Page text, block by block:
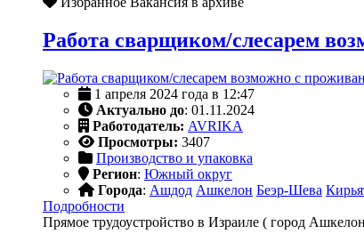
Работа сварщиком/слесарем
1 апреля 2024 года в 12:47
Актуально до: 01.11.2024
Работодатель: AVRIKA
Просмотры: 3407
Производство и упаковка
Регион: Южный округ
Города: Ашдод Ашкелон Беэр-Шева
Подробности
Прямое трудоустройство в Израиле ( город